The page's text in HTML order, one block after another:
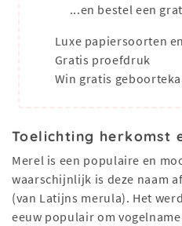
...en bestel een
Luxe papiersoorten
Gratis proefdruk
Win gratis
Toelichting herkomst
Merel is een populaire en
waarschijnlijk is deze naam
(van Latijns merula). Het
eeuw populair om